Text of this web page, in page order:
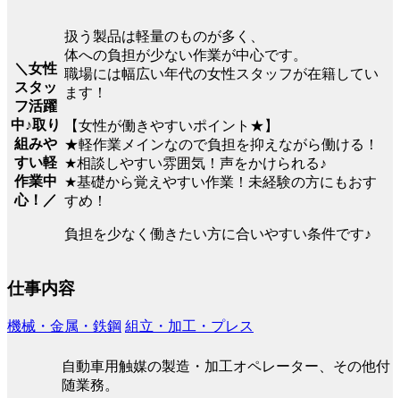
＼女性
スタッ
フ活躍
中♪取り
組みや
すい軽
作業中
心！／
扱う製品は軽量のものが多く、
体への負担が少ない作業が中心です。
職場には幅広い年代の女性スタッフが在籍してい
ます！
【女性が働きやすいポイント★】
★軽作業メインなので負担を抑えながら働ける！
★相談しやすい雰囲気！声をかけられる♪
★基礎から覚えやすい作業！未経験の方にもおす
すめ！
負担を少なく働きたい方に合いやすい条件です♪
仕事内容
機械・金属・鉄鋼 組立・加工・プレス
自動車用触媒の製造・加工オペレーター、その他付
随業務。